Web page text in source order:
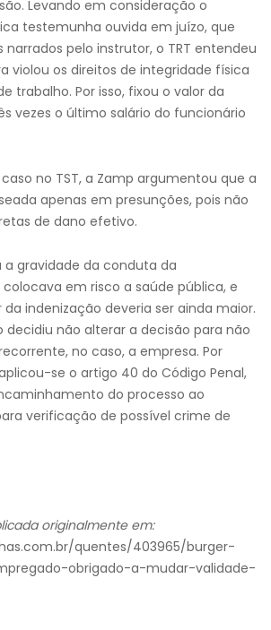
Levando em consideração o
testemunha ouvida em juízo, que
pelo instrutor, o TRT entendeu
violou os direitos de integridade física
trabalho. Por isso, fixou o valor da
vezes o último salário do funcionário
no TST, a Zamp argumentou que a
apenas em presunções, pois não
de dano efetivo.
gravidade da conduta da
em risco a saúde pública, e
da indenização deveria ser ainda maior.
decidiu não alterar a decisão para não
no caso, a empresa. Por
se o artigo 40 do Código Penal,
do processo ao
verificação de possível crime de
originalmente em:
quentes/403965/burger-
obrigado-a-mudar-validade-